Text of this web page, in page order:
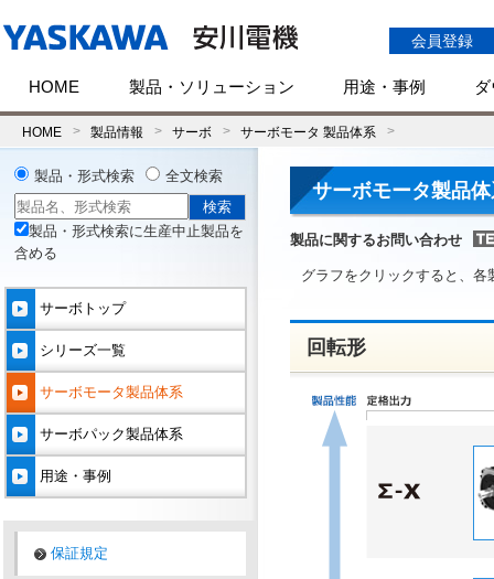
会員登録
HOME 製品・ソリューション 用途・事例
HOME 製品情報 サーボ サーボモータ 製品体系
サーボモータ製品
製品に関するお問い合わせ
グラフをクリックすると、
回転形
製品・形式検索 全文検索
製品・形式検索に生産中止製品を
含める
サーボトップ
シリーズ一覧
サーボモータ製品体系
サーボパック製品体系
用途・事例
保証規定